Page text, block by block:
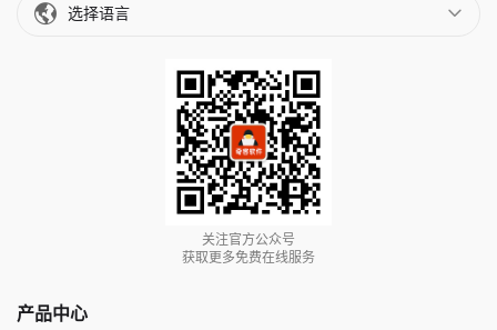
选择语言
关注官方公众号
获取更多免费在线服务
产品中心